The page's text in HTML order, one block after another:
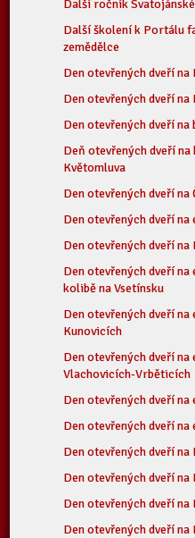
Další ročník
Další školení k Portálu
zemědělce
Den otevřených dveří
Den otevřených dveří
Den otevřených dveří
Deň otevřených dveří
Květomluva
Den otevřených dveří na
Den otevřených dveří
Den otevřených dveří
Den otevřených dveří
kolibě na Vsetínsku
Den otevřených dveří na
Kunovicích
Den otevřených dveří
Vlachovicích-Vrběticích
Den otevřených dveří
Den otevřených dveří
Den otevřených dveří na
Den otevřených dveří na
Den otevřených dveří
Den otevřených dveří na